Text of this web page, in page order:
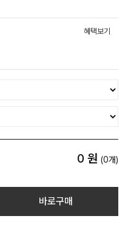
혜택보기
0 원 (0개)
바로구매